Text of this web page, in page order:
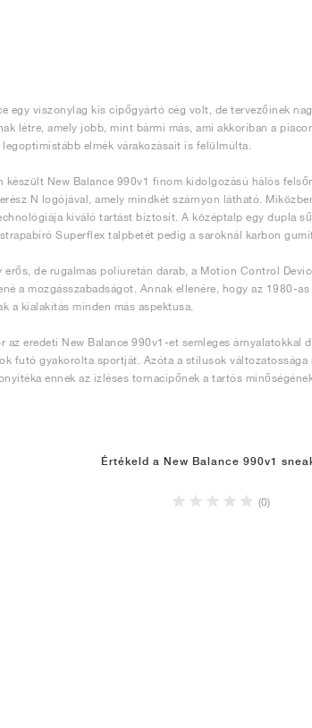
egy viszonylag kis cipőgyártó cég volt, de tervezőinek
létre, amely jobb, mint bármi más, ami akkoriban a
elmék várakozásait is felülmúlta.
készült New Balance 990v1 finom kidolgozású hálós
N logójával, amely mindkét szárnyon látható.
kiváló tartást biztosít. A középtalp egy dupla
Superflex talpbetét pedig a saroknál karbon
erős, de rugalmas poliuretán darab, a Motion Control
a mozgásszabadságot. Annak ellenére, hogy az 1980-
a kialakítás minden más aspektusa.
az eredeti New Balance 990v1-et semleges
futó gyakorolta sportját. Azóta a stílusok
ennek az ízléses tornacipőnek a tartós
Értékeld a New Balance 990v1
(0)